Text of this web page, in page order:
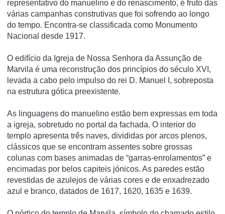
representativo do manuelino e do renascimento, é fruto das
várias campanhas construtivas que foi sofrendo ao longo
do tempo. Encontra-se classificada como Monumento
Nacional desde 1917.
O edifício da Igreja de Nossa Senhora da Assunção de
Marvila é uma reconstrução dos princípios do século XVI,
levada a cabo pelo impulso do rei D. Manuel I, sobreposta
na estrutura gótica preexistente.
As linguagens do manuelino estão bem expressas em toda
a igreja, sobretudo no portal da fachada. O interior do
templo apresenta três naves, divididas por arcos plenos,
clássicos que se encontram assentes sobre grossas
colunas com bases animadas de “garras-enrolamentos” e
encimadas por belos capiteis jónicos. As paredes estão
revestidas de azulejos de várias cores e de enxadrezado
azul e branco, datados de 1617, 1620, 1635 e 1639.